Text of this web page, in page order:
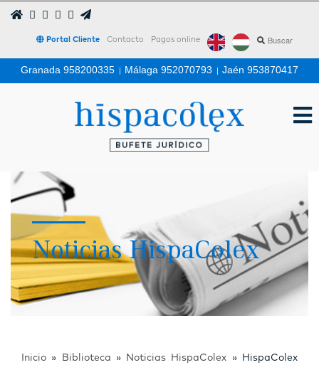
Portal Cliente Contacto Pagos online
Granada 958200335 | Málaga 952070793 | Jaén 953870417
Noticias HispaColex
Inicio » Biblioteca » Noticias HispaColex »
HispaColex